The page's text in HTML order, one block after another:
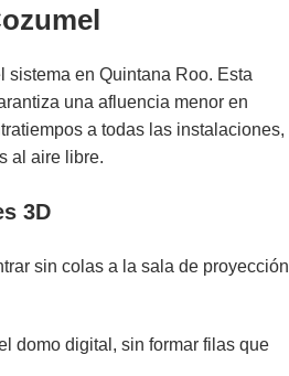
sistema en Quintana Roo. Esta
una afluencia menor en
a todas las instalaciones,
al aire libre.
3D
sin colas a la sala de proyección
domo digital, sin formar filas que